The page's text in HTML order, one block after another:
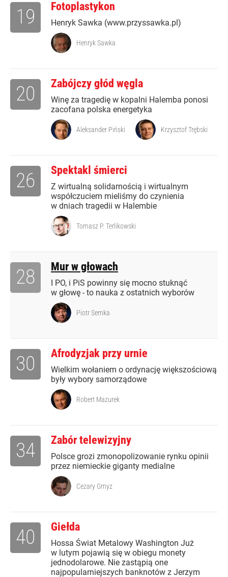
Fotoplastykon
Henryk Sawka (www.przyssawka.pl)
19
Henryk Sawka
Zabójczy głód węgla
Winę za tragedię w kopalni Halemba ponosi
zacofana polska energetyka
20
Aleksander Piński Krzysztof Trębski
Spektakl śmierci
Z wirtualną solidarnością i wirtualnym
współczuciem mieliśmy do czynienia
w dniach tragedii w Halembie
26
Tomasz P. Terlikowski
Mur w głowach
I PO, i PiS powinny się mocno stuknąć
w głowę - to nauka z ostatnich wyborów
28
Piotr Semka
Afrodyzjak przy urnie
Wielkim wołaniem o ordynację większościową
były wybory samorządowe
30
Robert Mazurek
Zabór telewizyjny
Polsce grozi zmonopolizowanie rynku opinii
przez niemieckie giganty medialne
34
Cezary Gmyz
Giełda
Hossa Świat Metalowy Washington Już
w lutym pojawią się w obiegu monety
jednodolarowe. Nie zastąpią one
najpopularniejszych banknotów z Jerzym
40